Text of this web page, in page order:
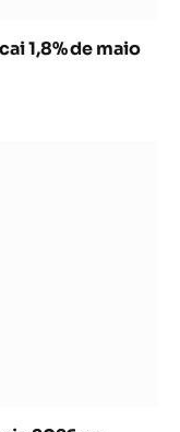
1,8% de maio